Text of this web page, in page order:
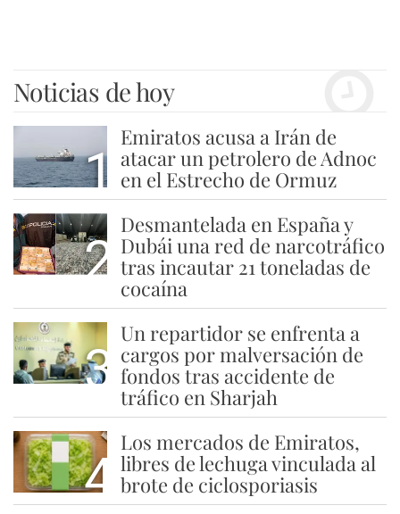
Noticias de hoy
1
Emiratos acusa a Irán de
atacar un petrolero de Adnoc
en el Estrecho de Ormuz
2
Desmantelada en España y
Dubái una red de narcotráfico
tras incautar 21 toneladas de
cocaína
3
Un repartidor se enfrenta a
cargos por malversación de
fondos tras accidente de
tráfico en Sharjah
4
Los mercados de Emiratos,
libres de lechuga vinculada al
brote de ciclosporiasis